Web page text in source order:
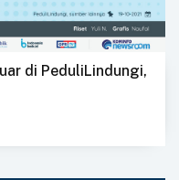
di PeduliLindungi,